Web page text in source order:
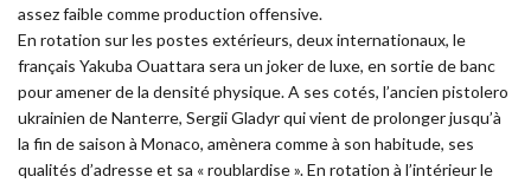
assez faible comme production offensive.
En rotation sur les postes extérieurs, deux internationaux, le
français Yakuba Ouattara sera un joker de luxe, en sortie de banc
pour amener de la densité physique. A ses cotés, l’ancien pistolero
ukrainien de Nanterre, Sergii Gladyr qui vient de prolonger jusqu’à
la fin de saison à Monaco, amènera comme à son habitude, ses
qualités d’adresse et sa « roublardise ». En rotation à l’intérieur le